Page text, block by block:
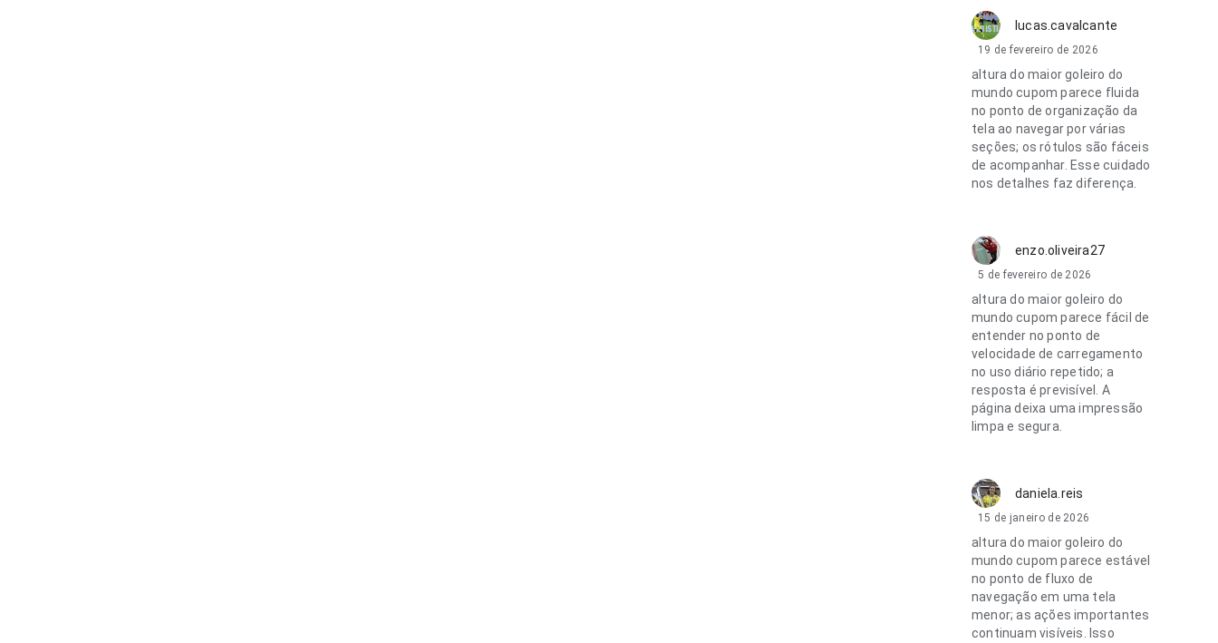
lucas.cavalcante
19 de fevereiro de 2026
altura do maior goleiro do
mundo cupom parece fluida
no ponto de organização da
tela ao navegar por várias
seções; os rótulos são fáceis
de acompanhar. Esse cuidado
nos detalhes faz diferença.
enzo.oliveira27
5 de fevereiro de 2026
altura do maior goleiro do
mundo cupom parece fácil de
entender no ponto de
velocidade de carregamento
no uso diário repetido; a
resposta é previsível. A
página deixa uma impressão
limpa e segura.
daniela.reis
15 de janeiro de 2026
altura do maior goleiro do
mundo cupom parece estável
no ponto de fluxo de
navegação em uma tela
menor; as ações importantes
continuam visíveis. Isso